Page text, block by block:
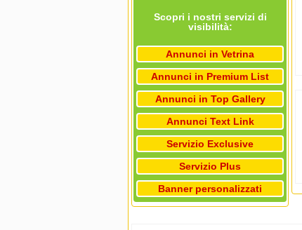
Scopri i nostri servizi di
visibilità:
Annunci in Vetrina
Annunci in Premium List
Annunci in Top Gallery
Annunci Text Link
Servizio Exclusive
Servizio Plus
Banner personalizzati